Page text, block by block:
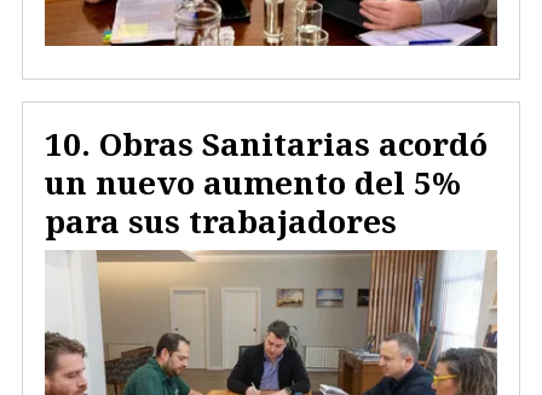
Obras Sanitarias acordó
un nuevo aumento del 5%
para sus trabajadores